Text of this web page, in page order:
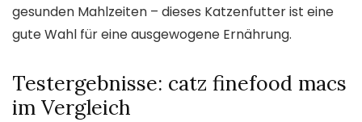
gesunden Mahlzeiten – dieses Katzenfutter ist eine
gute Wahl für eine ausgewogene Ernährung.
Testergebnisse: catz finefood macs
im Vergleich